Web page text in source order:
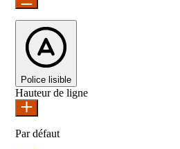
Police lisible
Hauteur de ligne
Par défaut